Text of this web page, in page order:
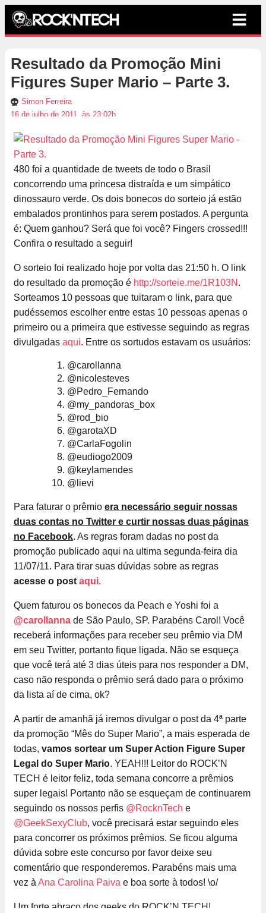
Resultado da Promoção Mini
Figures Super Mario – Parte 3.
Simon Ferreira
16 de julho de 2011, às 23:02h
480 foi a quantidade de tweets de todo o Brasil
concorrendo uma princesa distraída e um simpático
dinossauro verde. Os dois bonecos do sorteio já estão
embalados prontinhos para serem postados. A pergunta
é: Quem ganhou? Será que foi você? Fingers crossed!!!
Confira o resultado a seguir!
O sorteio foi realizado hoje por volta das 21:50 h. O link
do resultado da promoção é http://sorteie.me/1R103N .
Sorteamos 10 pessoas que tuitaram o link, para que
pudéssemos escolher entre estas 10 pessoas apenas o
primeiro ou a primeira que estivesse seguindo as regras
divulgadas aqui. Entre os sortudos estavam os usuários:
@carollanna
@nicolesteves
@Pedro_Fernando
@my_pandoras_box
@rod_bio
@garotaXD
@CarlaFogolin
@eudiogo2009
@keylamendes
@lievi
Para faturar o prêmio era necessário seguir nossas
duas contas no Twitter e curtir nossas duas páginas
no Facebook. As regras foram dadas no post da
promoção publicado aqui na ultima segunda-feira dia
11/07/11. Para tirar suas dúvidas sobre as regras
acesse o post aqui.
Quem faturou os bonecos da Peach e Yoshi foi a
@carollanna de São Paulo, SP. Parabéns Carol! Você
receberá informações para receber seu prêmio via DM
em seu Twitter, portanto fique ligada. Não se esqueça
que você terá até 3 dias úteis para nos responder a DM,
caso não responda o prêmio será dado para o próximo
da lista aí de cima, ok?
A partir de amanhã já iremos divulgar o post da 4ª parte
da promoção “Mês do Super Mario”, a mais esperada de
todas, vamos sortear um Super Action Figure Super
Legal do Super Mario. YEAH!!! Leitor do ROCK’N
TECH é leitor feliz, toda semana concorre a prêmios
super legais! Portanto não se esqueçam de continuarem
seguindo os nossos perfis @RocknTech e
@GeekSexyClub, você precisará estar seguindo eles
para concorrer os próximos prêmios. Se ficou alguma
dúvida sobre este concurso por favor deixe seu
comentário que responderemos. Parabéns mais uma
vez à Ana Carolina Paiva e boa sorte à todos! \o/
Um forte abraço dos geeks do ROCK’N TECH!